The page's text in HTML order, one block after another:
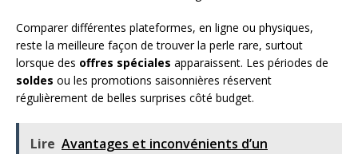
Comparer différentes plateformes, en ligne ou physiques,
reste la meilleure façon de trouver la perle rare, surtout
lorsque des offres spéciales apparaissent. Les périodes de
soldes ou les promotions saisonnières réservent
régulièrement de belles surprises côté budget.
Lire Avantages et inconvénients d’un